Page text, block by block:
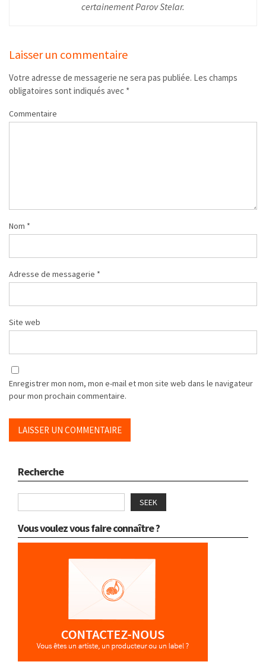
certainement Parov Stelar.
Laisser un commentaire
Votre adresse de messagerie ne sera pas publiée. Les champs
obligatoires sont indiqués avec *
Commentaire
Nom *
Adresse de messagerie *
Site web
Enregistrer mon nom, mon e-mail et mon site web dans le navigateur
pour mon prochain commentaire.
Recherche
SEEK
Vous voulez vous faire connaître ?